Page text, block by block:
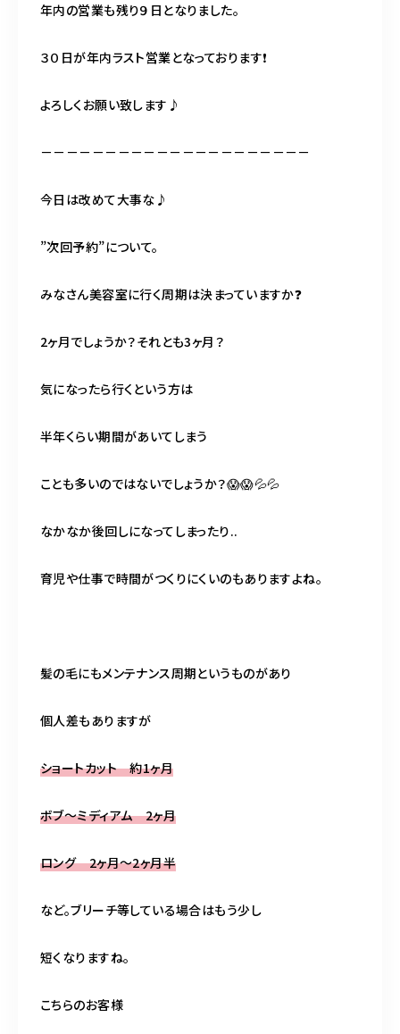
年内の営業も残り９日となりました。
３０日が年内ラスト営業となっております❗️
よろしくお願い致します♪
－－－－－－－－－－－－－－－－－－－－－
今日は改めて大事な♪
”次回予約”について。
みなさん美容室に行く周期は決まっていますか❓
2ヶ月でしょうか？それとも3ヶ月？
気になったら行くという方は
半年くらい期間があいてしまう
ことも多いのではないでしょうか？😱😱💦💦
なかなか後回しになってしまったり..
育児や仕事で時間がつくりにくいのもありますよね。
髪の毛にもメンテナンス周期というものがあり
個人差もありますが
ショートカット 約1ヶ月
ボブ〜ミディアム 2ヶ月
ロング 2ヶ月〜2ヶ月半
など。ブリーチ等している場合はもう少し
短くなりますね。
こちらのお客様
098-943-5969
【an rio】営業時間
【anrio MAR】営業時間